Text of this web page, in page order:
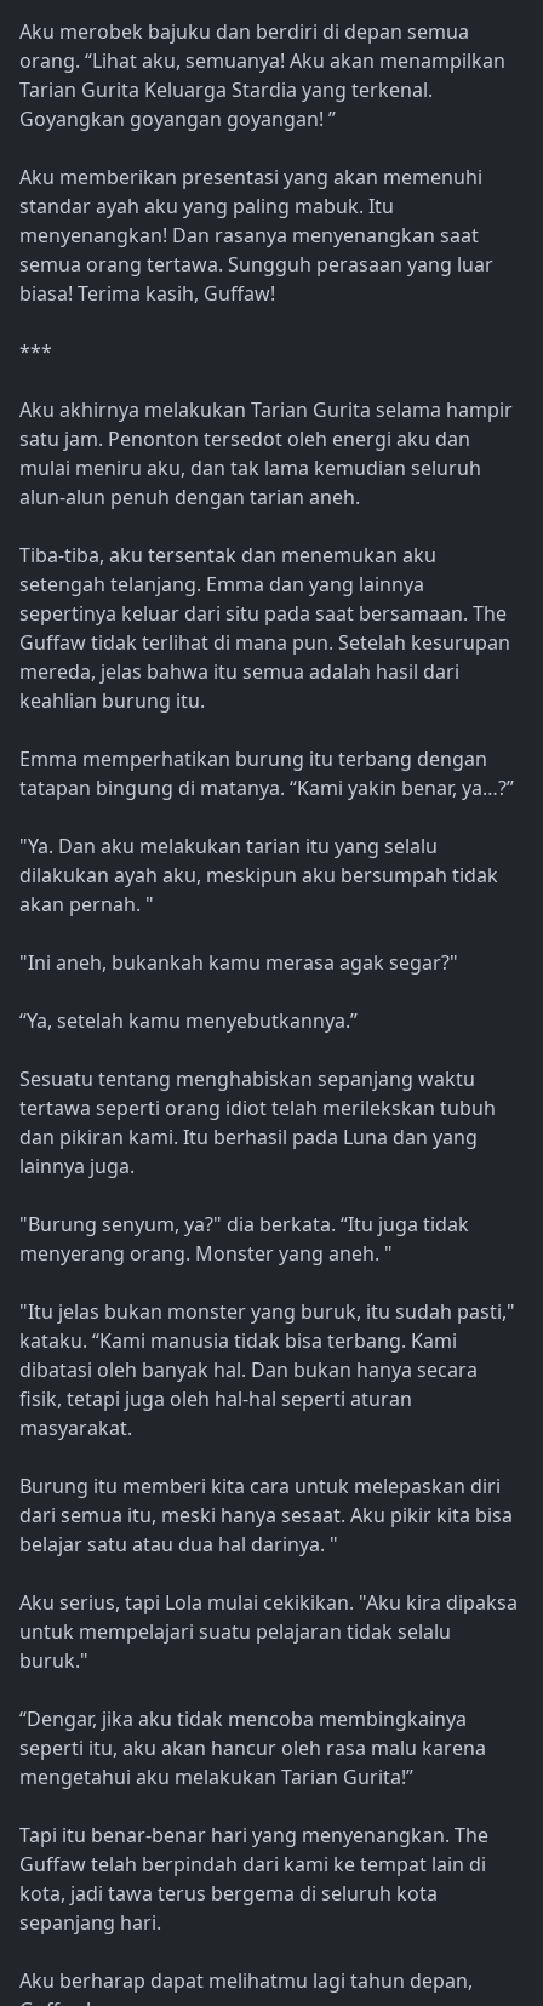
Aku merobek bajuku dan berdiri di depan semua
orang. “Lihat aku, semuanya! Aku akan menampilkan
Tarian Gurita Keluarga Stardia yang terkenal.
Goyangkan goyangan goyangan! ”
Aku memberikan presentasi yang akan memenuhi
standar ayah aku yang paling mabuk. Itu
menyenangkan! Dan rasanya menyenangkan saat
semua orang tertawa. Sungguh perasaan yang luar
biasa! Terima kasih, Guffaw!
***
Aku akhirnya melakukan Tarian Gurita selama hampir
satu jam. Penonton tersedot oleh energi aku dan
mulai meniru aku, dan tak lama kemudian seluruh
alun-alun penuh dengan tarian aneh.
Tiba-tiba, aku tersentak dan menemukan aku
setengah telanjang. Emma dan yang lainnya
sepertinya keluar dari situ pada saat bersamaan. The
Guffaw tidak terlihat di mana pun. Setelah kesurupan
mereda, jelas bahwa itu semua adalah hasil dari
keahlian burung itu.
Emma memperhatikan burung itu terbang dengan
tatapan bingung di matanya. “Kami yakin benar, ya…?”
"Ya. Dan aku melakukan tarian itu yang selalu
dilakukan ayah aku, meskipun aku bersumpah tidak
akan pernah. "
"Ini aneh, bukankah kamu merasa agak segar?"
“Ya, setelah kamu menyebutkannya.”
Sesuatu tentang menghabiskan sepanjang waktu
tertawa seperti orang idiot telah merilekskan tubuh
dan pikiran kami. Itu berhasil pada Luna dan yang
lainnya juga.
"Burung senyum, ya?" dia berkata. “Itu juga tidak
menyerang orang. Monster yang aneh. "
"Itu jelas bukan monster yang buruk, itu sudah pasti,"
kataku. “Kami manusia tidak bisa terbang. Kami
dibatasi oleh banyak hal. Dan bukan hanya secara
fisik, tetapi juga oleh hal-hal seperti aturan
masyarakat.
Burung itu memberi kita cara untuk melepaskan diri
dari semua itu, meski hanya sesaat. Aku pikir kita bisa
belajar satu atau dua hal darinya. "
Aku serius, tapi Lola mulai cekikikan. "Aku kira dipaksa
untuk mempelajari suatu pelajaran tidak selalu
buruk."
“Dengar, jika aku tidak mencoba membingkainya
seperti itu, aku akan hancur oleh rasa malu karena
mengetahui aku melakukan Tarian Gurita!”
Tapi itu benar-benar hari yang menyenangkan. The
Guffaw telah berpindah dari kami ke tempat lain di
kota, jadi tawa terus bergema di seluruh kota
sepanjang hari.
Aku berharap dapat melihatmu lagi tahun depan,